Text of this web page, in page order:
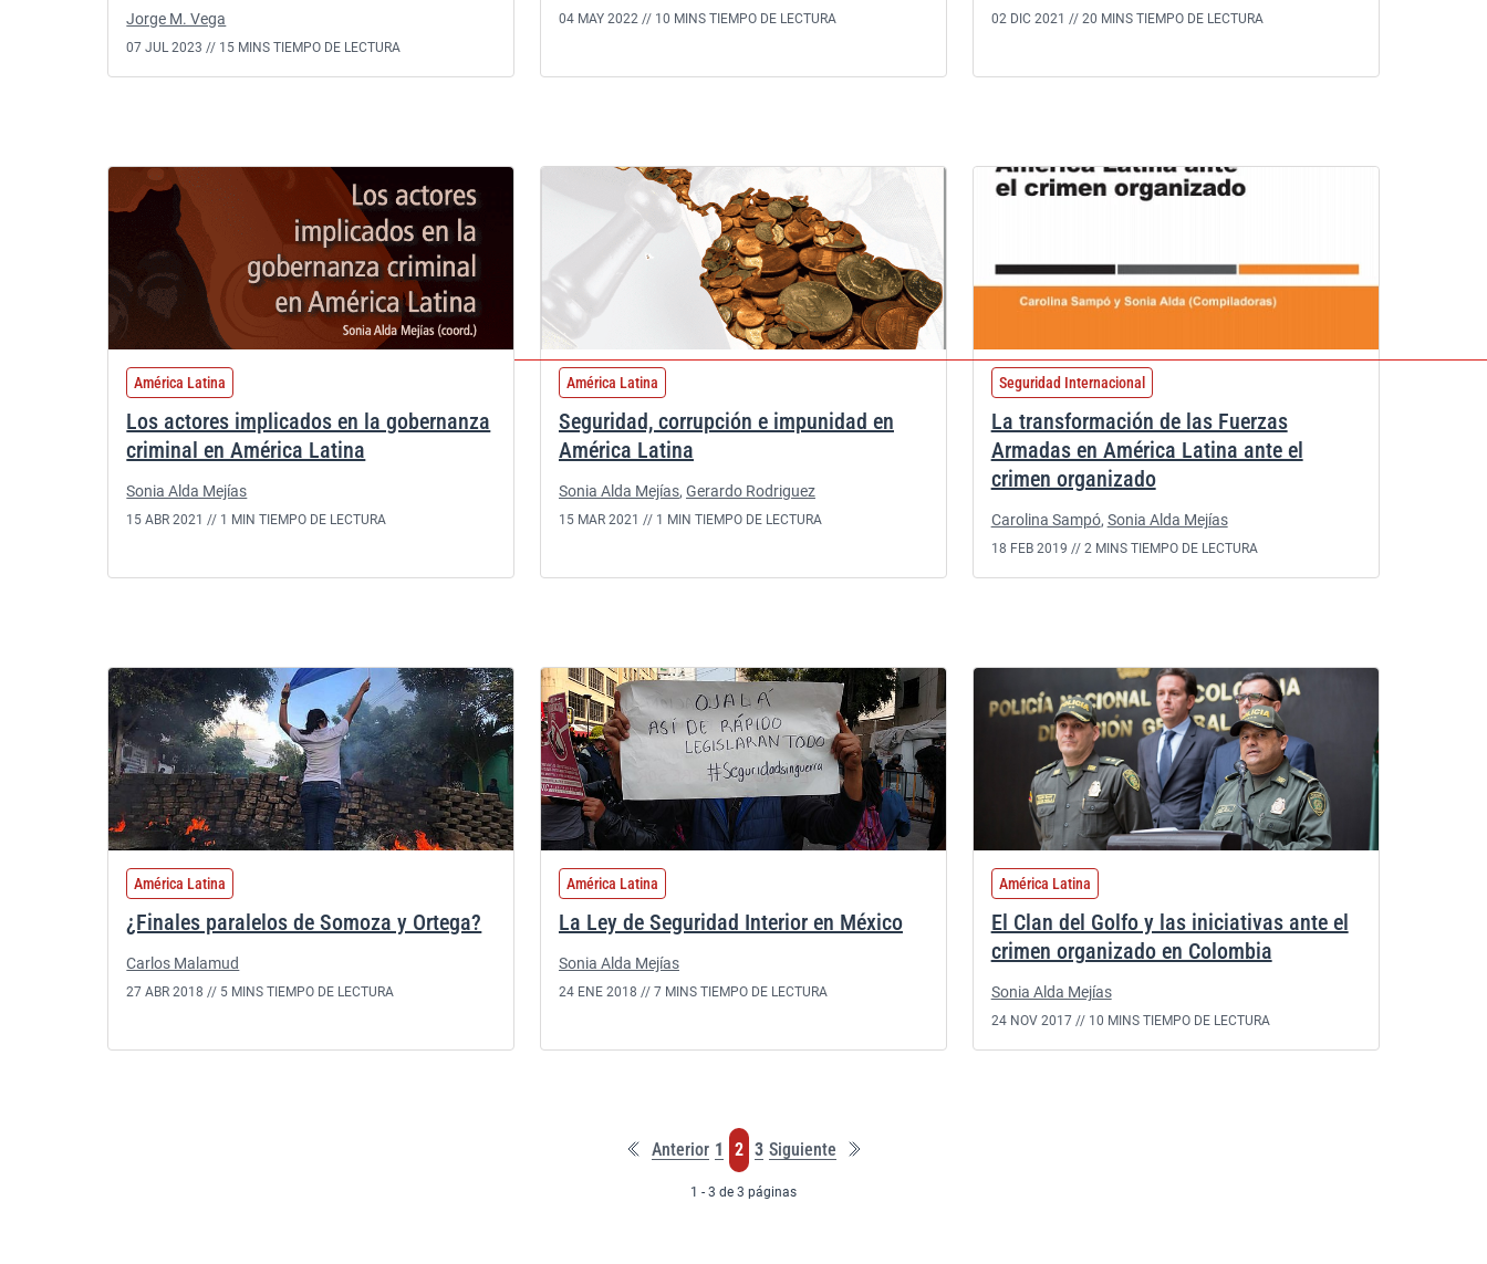
Jorge M. Vega
07 JUL 2023 // 15 MINS TIEMPO DE LECTURA
04 MAY 2022 // 10 MINS TIEMPO DE LECTURA 02 DIC 2021 // 20 MINS TIEMPO DE LECTURA
América Latina
Los actores implicados en la gobernanza
criminal en América Latina
Sonia Alda Mejías
15 ABR 2021 // 1 MIN TIEMPO DE LECTURA
América Latina
Seguridad, corrupción e impunidad en
América Latina
Sonia Alda Mejías, Gerardo Rodriguez
15 MAR 2021 // 1 MIN TIEMPO DE LECTURA
Seguridad Internacional
La transformación de las Fuerzas
Armadas en América Latina ante el
crimen organizado
Carolina Sampó, Sonia Alda Mejías
18 FEB 2019 // 2 MINS TIEMPO DE LECTURA
América Latina
¿Finales paralelos de Somoza y Ortega?
Carlos Malamud
27 ABR 2018 // 5 MINS TIEMPO DE LECTURA
América Latina
La Ley de Seguridad Interior en México
Sonia Alda Mejías
24 ENE 2018 // 7 MINS TIEMPO DE LECTURA
América Latina
El Clan del Golfo y las iniciativas ante el
crimen organizado en Colombia
Sonia Alda Mejías
24 NOV 2017 // 10 MINS TIEMPO DE LECTURA
Primera
página
Anterior Página
1 Página
2 Página
3 Siguiente
Última
página
1 - 3 de 3 páginas